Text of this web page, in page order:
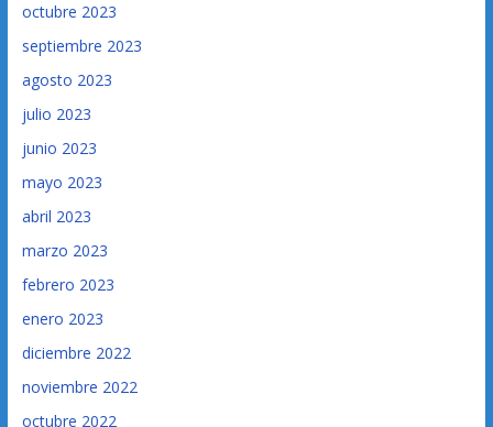
octubre 2023
septiembre 2023
agosto 2023
julio 2023
junio 2023
mayo 2023
abril 2023
marzo 2023
febrero 2023
enero 2023
diciembre 2022
noviembre 2022
octubre 2022